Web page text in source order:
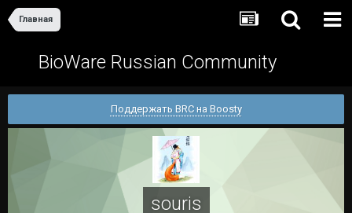
Главная
BioWare Russian Community
Поддержать BRC на Boosty
souris